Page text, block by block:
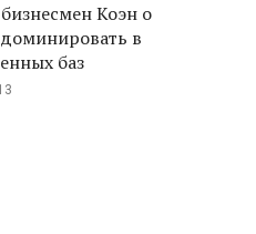
Коэн о
в
баз